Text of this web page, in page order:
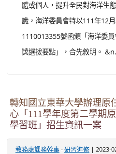
體或個人，提升全民對海洋生
識，海洋委員會特以111年12
1110013355號函頒「海洋委
獎選拔要點」，合先敘明。
轉知國立東華大學辦理原
心「111學年度第二學期
學習班」招生資訊一案
教務處課務幹事 - 研習進修 | 2023-